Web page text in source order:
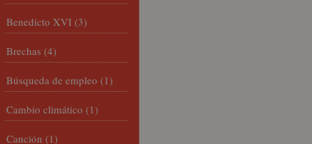
Benedicto XVI (3)
Brechas (4)
Búsqueda de empleo (1)
Cambio climático (1)
Canción (1)